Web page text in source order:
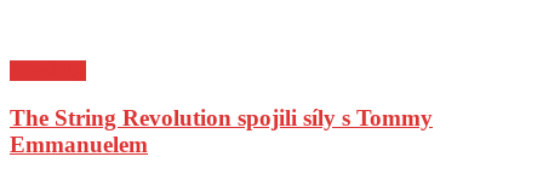
The String Revolution spojili síly s Tommy
Emmanuelem